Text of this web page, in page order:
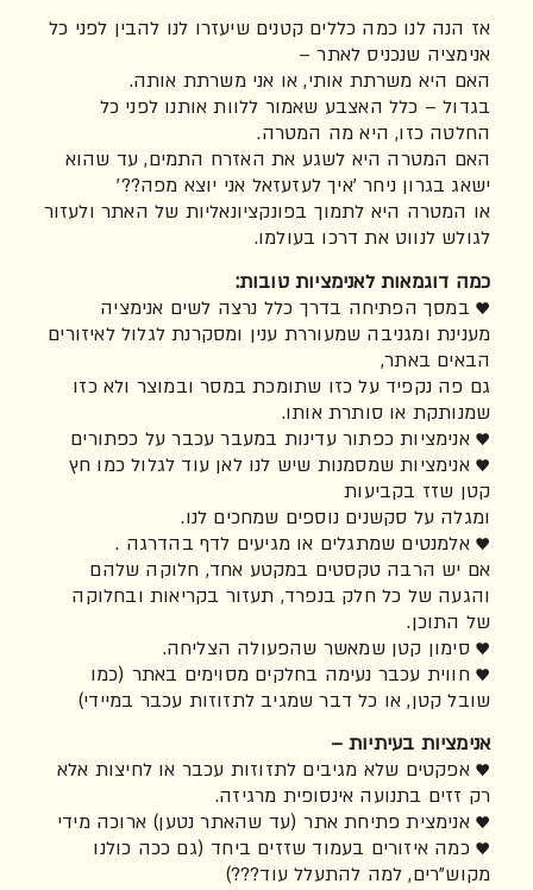
אז הנה לנו כמה כללים קטנים שיעזרו לנו להבין לפני כל
אנימציה שנכניס לאתר –
האם היא משרתת אותי, או אני משרתת אותה.
בגדול – כלל האצבע שאמור ללוות אותנו לפני כל
החלטה כזו, היא מה המטרה.
האם המטרה היא לשגע את האזרח התמים, עד שהוא
ישאג בגרון ניחר 'איך לעזעזאל אני יוצא מפה??'
או המטרה היא לתמוך בפונקציונאליות של האתר ולעזור
לגולש לנווט את דרכו בעולמו.
כמה דוגמאות לאנימציות טובות:
♥ במסך הפתיחה בדרך כלל נרצה לשים אנימציה
מענינת ומגניבה שמעוררת ענין ומסקרנת לגלול לאיזורים
הבאים באתר,
גם פה נקפיד על כזו שתומכת במסר ובמוצר ולא כזו
שמנותקת או סותרת אותו.
♥ אנימציות כפתור עדינות במעבר עכבר על כפתורים
♥ אנימציות שמסמנות שיש לנו לאן עוד לגלול כמו חץ
קטן שזז בקביעות
ומגלה על סקשנים נוספים שמחכים לנו.
♥ אלמנטים שמתגלים או מגיעים לדף בהדרגה .
אם יש הרבה טקסטים במקטע אחד, חלוקה שלהם
והגעה של כל חלק בנפרד, תעזור בקריאות ובחלוקה
של התוכן.
♥ סימון קטן שמאשר שהפעולה הצליחה.
♥ חווית עכבר נעימה בחלקים מסוימים באתר (כמו
שובל קטן, או כל דבר שמגיב לתזוזות עכבר במיידי)
אנימציות בעיתיות –
♥ אפקטים שלא מגיבים לתזוזות עכבר או לחיצות אלא
רק זזים בתנועה אינסופית מרגיזה.
♥ אנימצית פתיחת אתר (עד שהאתר נטען) ארוכה מידי
♥ כמה איזורים בעמוד שזזים ביחד (גם ככה כולנו
מקוש"רים, למה להתעלל עוד???)